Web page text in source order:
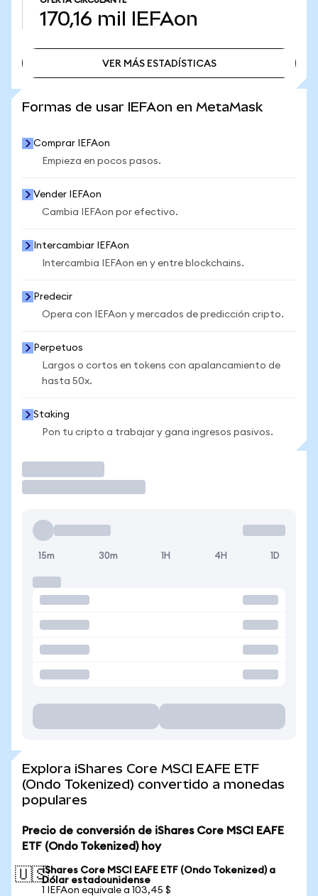
170,16 mil IEFAon
VER MÁS ESTADÍSTICAS
Formas de usar IEFAon en MetaMask
Comprar IEFAon
Empieza en pocos pasos.
Vender IEFAon
Cambia IEFAon por efectivo.
Intercambiar IEFAon
Intercambia IEFAon en y entre blockchains.
Predecir
Opera con IEFAon y mercados de predicción cripto.
Perpetuos
Largos o cortos en tokens con apalancamiento de
hasta 50x.
Staking
Pon tu cripto a trabajar y gana ingresos pasivos.
15m 30m 1H 4H 1D
Explora iShares Core MSCI EAFE ETF
(Ondo Tokenized) convertido a monedas
populares
Precio de conversión de iShares Core MSCI EAFE
ETF (Ondo Tokenized) hoy
🇺🇸iShares Core MSCI EAFE ETF (Ondo Tokenized) a
Dólar estadounidense
1 IEFAon equivale a 103,45 $